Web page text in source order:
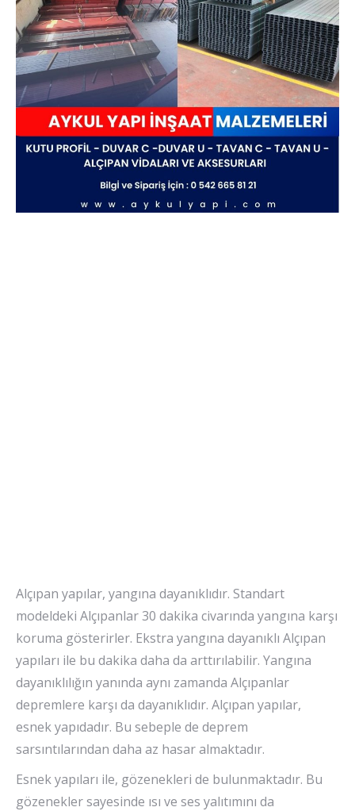
Alçıpan yapılar, yangına dayanıklıdır. Standart
modeldeki Alçıpanlar 30 dakika civarında yangına karşı
koruma gösterirler. Ekstra yangına dayanıklı Alçıpan
yapıları ile bu dakika daha da arttırılabilir. Yangına
dayanıklılığın yanında aynı zamanda Alçıpanlar
depremlere karşı da dayanıklıdır. Alçıpan yapılar,
esnek yapıdadır. Bu sebeple de deprem
sarsıntılarından daha az hasar almaktadır.
Esnek yapıları ile, gözenekleri de bulunmaktadır. Bu
gözenekler sayesinde ısı ve ses yalıtımını da